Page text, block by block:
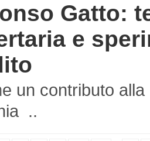
Gatto:
e
un contributo
..